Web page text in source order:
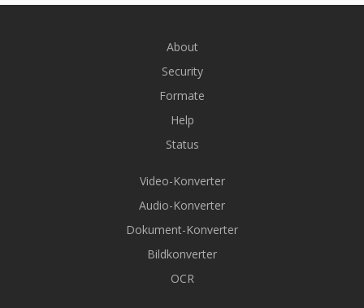
About
Security
Formate
Help
Status
Video-Konverter
Audio-Konverter
Dokument-Konverter
Bildkonverter
OCR